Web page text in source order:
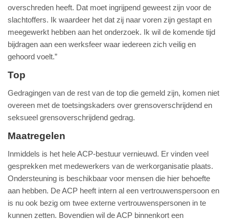
overschreden heeft. Dat moet ingrijpend geweest zijn voor de
slachtoffers. Ik waardeer het dat zij naar voren zijn gestapt en
meegewerkt hebben aan het onderzoek. Ik wil de komende tijd
bijdragen aan een werksfeer waar iedereen zich veilig en
gehoord voelt.”
Top
Gedragingen van de rest van de top die gemeld zijn, komen niet
overeen met de toetsingskaders over grensoverschrijdend en
seksueel grensoverschrijdend gedrag.
Maatregelen
Inmiddels is het hele ACP-bestuur vernieuwd. Er vinden veel
gesprekken met medewerkers van de werkorganisatie plaats.
Ondersteuning is beschikbaar voor mensen die hier behoefte
aan hebben. De ACP heeft intern al een vertrouwenspersoon en
is nu ook bezig om twee externe vertrouwenspersonen in te
kunnen zetten. Bovendien wil de ACP binnenkort een